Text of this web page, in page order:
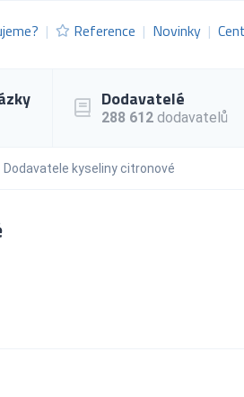
Reference Novinky
Dodavatelé
288 612 dodavatelů
Dodavatele kyseliny citronové